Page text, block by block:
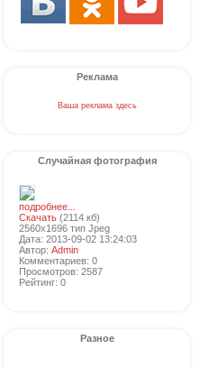
Реклама
Ваша реклама здесь
Случайная фотография
подробнее...
Скачать (2114 кб)
2560x1696 тип Jpeg
Дата: 2013-09-02 13:24:03
Автор: Admin
Комментариев: 0
Просмотров: 2587
Рейтинг: 0
Разное